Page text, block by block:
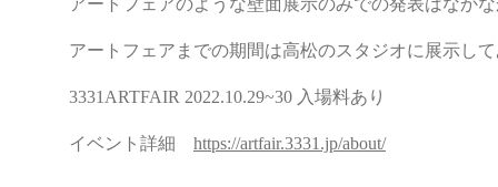
アートフェアのような壁面展示のみでの発表はなか
アートフェアまでの期間は高松のスタジオに展示し
3331ARTFAIR 2022.10.29~30 入場料あり
イベント詳細 https://artfair.3331.jp/about/